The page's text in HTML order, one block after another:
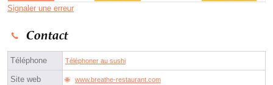
Signaler une erreur
Contact
Téléphone Téléphoner au sushi
Site web www.breathe-restaurant.com